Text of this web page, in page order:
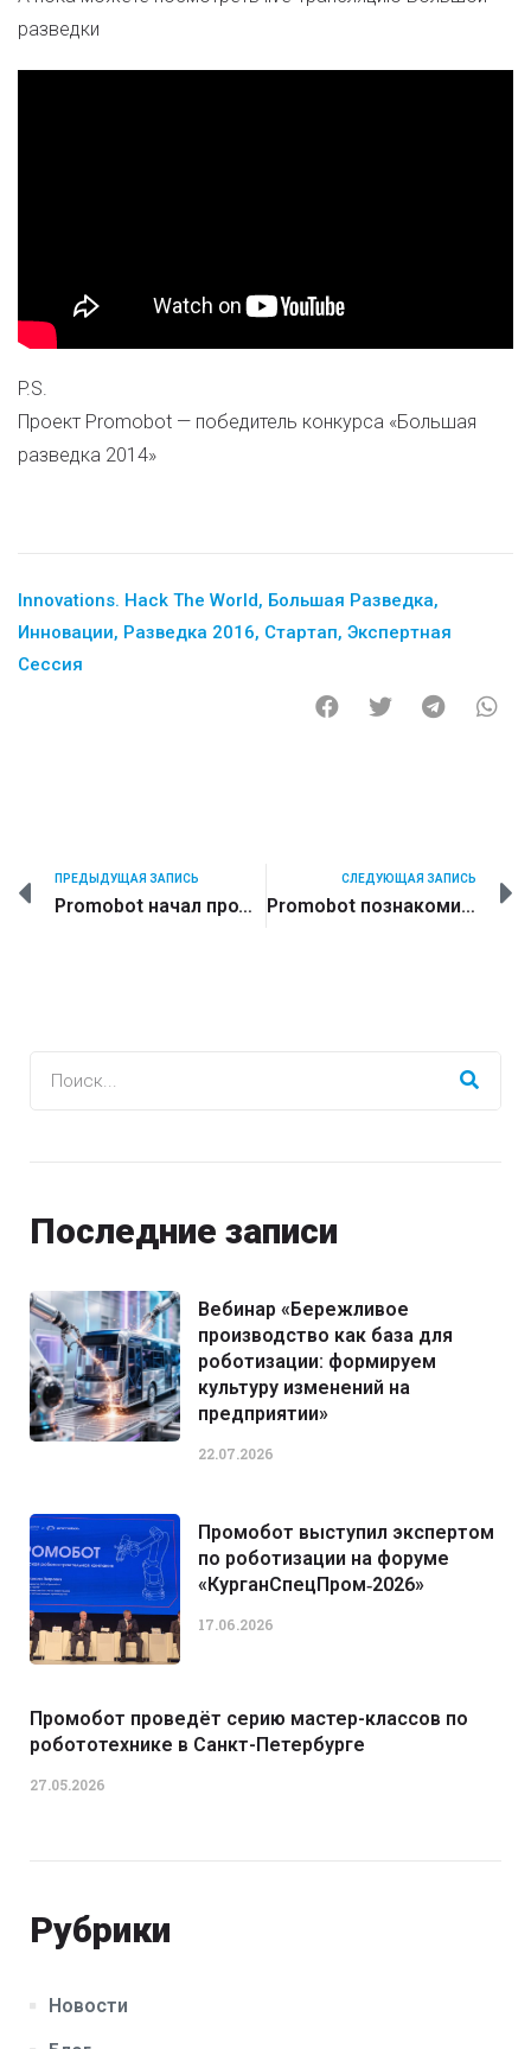
разведки
P.S.
Проект Promobot — победитель конкурса «Большая
разведка 2014»
Innovations. Hack The World, Большая Разведка,
Инновации, Разведка 2016, Стартап, Экспертная
Сессия
ПРЕДЫДУЩАЯ ЗАПИСЬ
Promobot начал продвижение на Северный Кавказ
СЛЕДУЮЩАЯ ЗАПИСЬ
Promobot познакомился с Майком Бутчером
Последние записи
Вебинар «Бережливое
производство как база для
роботизации: формируем
культуру изменений на
предприятии»
22.07.2026
Промобот выступил экспертом
по роботизации на форуме
«КурганСпецПром‑2026»
17.06.2026
Промобот проведёт серию мастер-классов по
робототехнике в Санкт-Петербурге
27.05.2026
Рубрики
Новости